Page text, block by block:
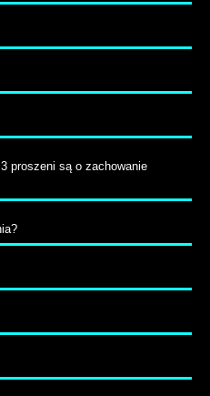
proszeni są o zachowanie